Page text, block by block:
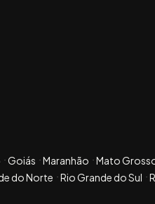
Goiás Maranhão Mato
do Norte Rio Grande do Sul